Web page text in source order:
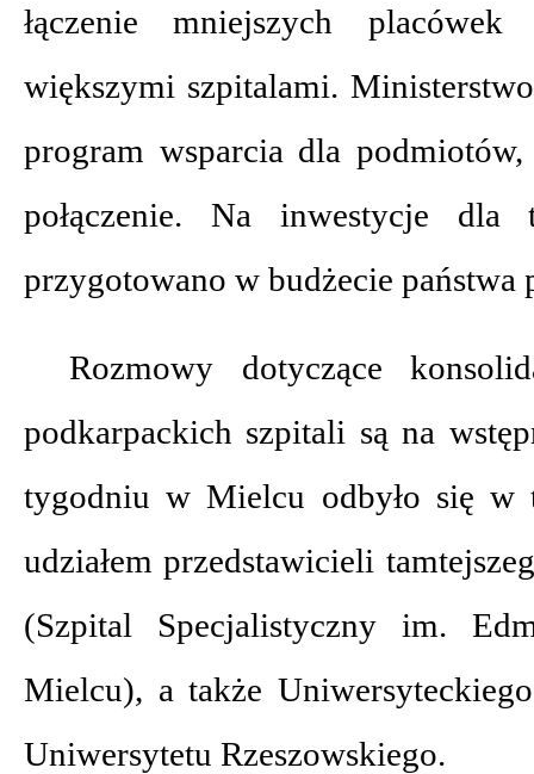
łączenie mniejszych
większymi szpitalami.
program wsparcia dla
połączenie. Na inwestycje
przygotowano w budżecie państwa
Rozmowy dotyczące
podkarpackich szpitali są na
tygodniu w Mielcu odbyło się w
udziałem przedstawicieli
(Szpital Specjalistyczny im.
Mielcu), a także
Uniwersytetu Rzeszowskiego.